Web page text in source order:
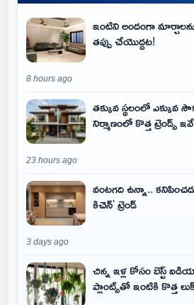
ఇంటిని అందంగా
తప్పు చేయొద్దట!
8 hours ago
తక్కువ స్థలంలో ఎక్కువ
నిర్మాణంలో కొత్త ట్రెండ్స్
23 hours ago
వంటగది ఉన్నా..
కిచెన్' ట్రెండ్
3 days ago
చిన్న ఇళ్ల కోసం బెస్ట్
ప్లాంట్స్‌తో ఇంటికి కొత్త